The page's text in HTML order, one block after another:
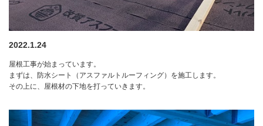
2022.1.24
屋根工事が始まっています。
まずは、防水シート（アスファルトルーフィング）を施工します。
その上に、屋根材の下地を打っていきます。